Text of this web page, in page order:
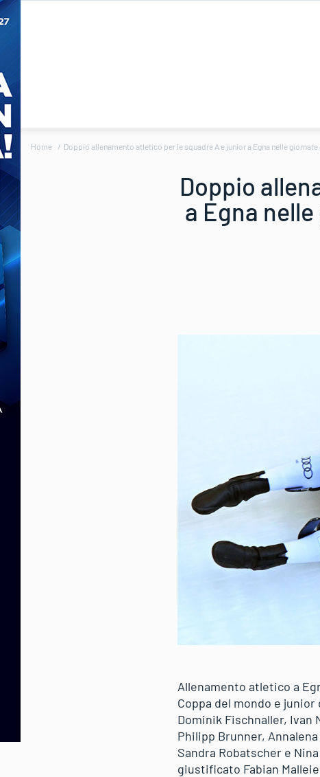
Home Doppio allenamento atletico per le squadre A e junior a Egna nelle giornate
Doppio
a Egna nelle
Allenamento atletico a
Coppa del mondo e
Dominik Fischnaller, Ivan
Philipp Brunner,
Sandra Robatscher e
giustificato Fabian